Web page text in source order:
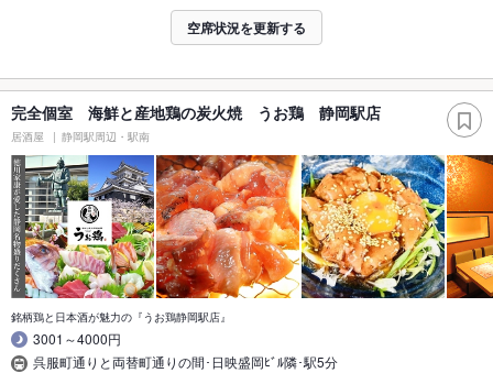
空席状況を更新する
完全個室 海鮮と産地鶏の炭火焼 うお鶏 静岡駅店
居酒屋 静岡駅周辺・駅南
銘柄鶏と日本酒が魅力の『うお鶏静岡駅店』
3001～4000円
呉服町通りと両替町通りの間･日映盛岡ﾋﾞﾙ隣･駅5分